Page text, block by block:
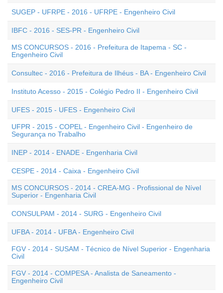
SUGEP - UFRPE - 2016 - UFRPE - Engenheiro Civil
IBFC - 2016 - SES-PR - Engenheiro Civil
MS CONCURSOS - 2016 - Prefeitura de Itapema - SC -
Engenheiro Civil
Consultec - 2016 - Prefeitura de Ilhéus - BA - Engenheiro Civil
Instituto Acesso - 2015 - Colégio Pedro II - Engenheiro Civil
UFES - 2015 - UFES - Engenheiro Civil
UFPR - 2015 - COPEL - Engenheiro Civil - Engenheiro de
Segurança no Trabalho
INEP - 2014 - ENADE - Engenharia Civil
CESPE - 2014 - Caixa - Engenheiro Civil
MS CONCURSOS - 2014 - CREA-MG - Profissional de Nível
Superior - Engenharia Civil
CONSULPAM - 2014 - SURG - Engenheiro Civil
UFBA - 2014 - UFBA - Engenheiro Civil
FGV - 2014 - SUSAM - Técnico de Nível Superior - Engenharia
Civil
FGV - 2014 - COMPESA - Analista de Saneamento -
Engenheiro Civil